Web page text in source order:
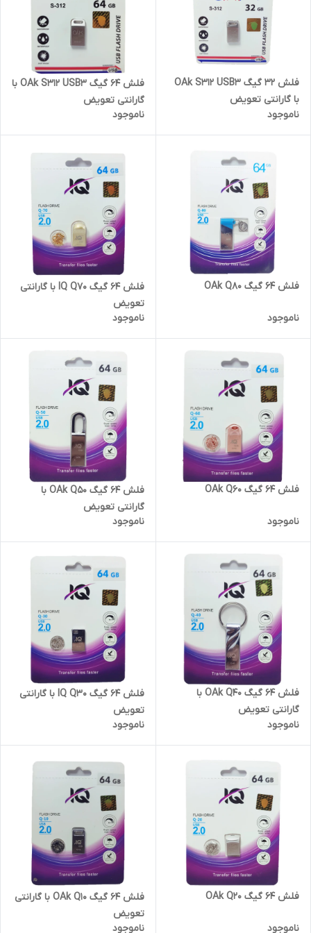
فلش 32 گیگ OAk S312 USB3
با گارانتی تعویض
ناموجود
فلش 64 گیگ OAk S312 USB3 با
گارانتی تعویض
ناموجود
فلش 64 گیگ OAk Q80
ناموجود
فلش 64 گیگ IQ Q70 با گارانتی
تعویض
ناموجود
فلش 64 گیگ OAk Q60
ناموجود
فلش 64 گیگ OAk Q50 با
گارانتی تعویض
ناموجود
فلش 64 گیگ OAk Q40 با
گارانتی تعویض
ناموجود
فلش 64 گیگ IQ Q30 با گارانتی
تعویض
ناموجود
فلش 64 گیگ OAk Q20
ناموجود
فلش 64 گیگ OAk Q10 با گارانتی
تعویض
ناموجود